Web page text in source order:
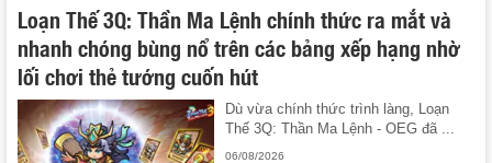
Loạn Thế 3Q: Thần Ma Lệnh chính thức ra mắt và
nhanh chóng bùng nổ trên các bảng xếp hạng nhờ
lối chơi thẻ tướng cuốn hút
Dù vừa chính thức trình làng, Loạn
Thế 3Q: Thần Ma Lệnh - OEG đã ...
06/08/2026